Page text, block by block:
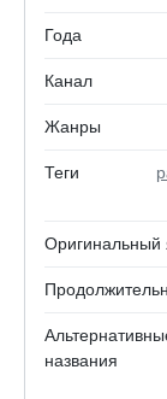
Года
Канал
Жанры
Теги
Оригинальный
названия